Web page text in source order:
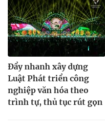
Đẩy nhanh xây dựng
Luật Phát triển công
nghiệp văn hóa theo
trình tự, thủ tục rút gọn